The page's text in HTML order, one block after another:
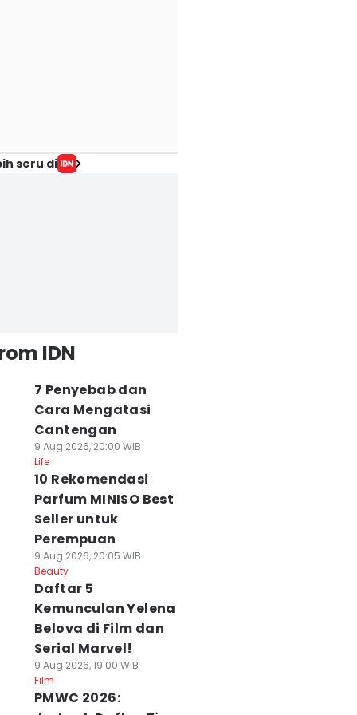
seru di
IDN
7 Penyebab dan
Cara Mengatasi
Cantengan
9 Aug 2026, 20:00 WIB
Life
10 Rekomendasi
Parfum MINISO Best
Seller untuk
Perempuan
9 Aug 2026, 20:05 WIB
Beauty
Daftar 5
Kemunculan Yelena
Belova di Film dan
Serial Marvel!
9 Aug 2026, 19:00 WIB
Film
PMWC 2026: